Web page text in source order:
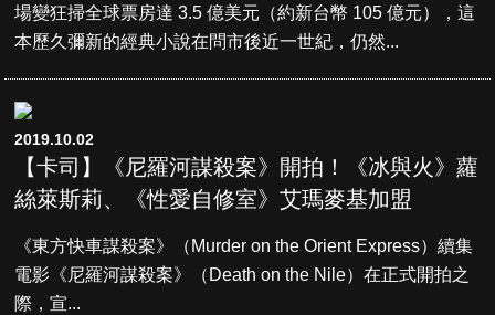
場變狂掃全球票房達 3.5 億美元（約新台幣 105 億元），這
本歷久彌新的經典小說在問市後近一世紀，仍然...
2019.10.02
【卡司】《尼羅河謀殺案》開拍！《冰與火》蘿
絲萊斯莉、《性愛自修室》艾瑪麥基加盟
《東方快車謀殺案》（Murder on the Orient Express）續集
電影《尼羅河謀殺案》（Death on the Nile）在正式開拍之
際，宣...